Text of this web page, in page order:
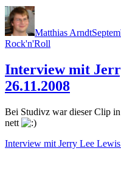
Author
Matthias Arndt
Rock'n'Roll
Interview mit
26.11.2008
Bei Studivz war dieser Clip
nett
Interview mit Jerry Lee